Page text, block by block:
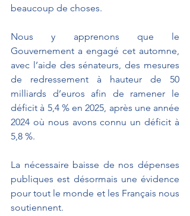
beaucoup de choses.
Nous y apprenons que le
Gouvernement a engagé cet automne,
avec l’aide des sénateurs, des mesures
de redressement à hauteur de 50
milliards d’euros afin de ramener le
déficit à 5,4 % en 2025, après une année
2024 où nous avons connu un déficit à
5,8 %.
La nécessaire baisse de nos dépenses
publiques est désormais une évidence
pour tout le monde et les Français nous
soutiennent.